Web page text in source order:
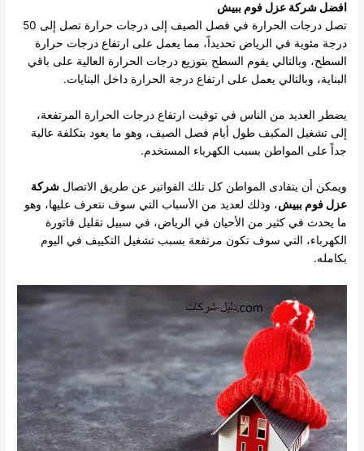
افضل شركة عزل فوم ببيش
تصل درجات الحرارة في فصل الصيف إلى درجات حرارة تصل إلى 50
درجة مئوية في الرياض تحديداً، مما يعمل على ارتفاع درجات حرارة
السطح، وبالتالي يقوم السطح بتوزيع درجات الحرارة العالية على باقي
البناية، وبالتالي يعمل على ارتفاع درجة الحرارة داخل البنايات.
يضطر العديد من الناس في توقيت ارتفاع درجات الحرارة المرتفعة،
إلى تشغيل المكيف طول أيام فصل الصيف، وهو ما يعود بتكلفة عالية
جداً على المواطن بسبب الكهرباء المستخدم.
ويمكن أن يتفادى المواطن كل تلك الفواتير عن طريق الاتصالشركة
عزل فوم ببيش، وذلك لعديد من الأسباب التي سوف نتعرف عليها، وهو
ما يحدث في كثير من الأحيان في الرياض، في سبيل تقليل فاتورة
الكهرباء، التي سوف تكون مرتفعة بسبب تشغيل التكييف في اليوم
بكامله.